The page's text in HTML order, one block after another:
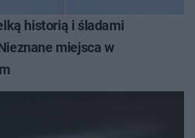
historią i śladami
miejsca w